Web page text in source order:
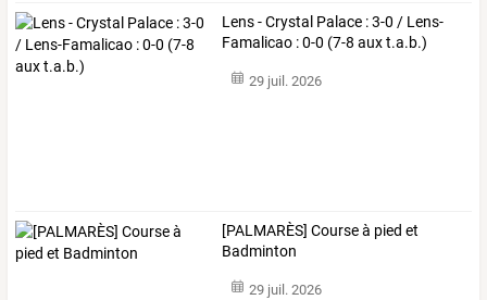
Lens - Crystal Palace : 3-0 / Lens-
Famalicao : 0-0 (7-8 aux t.a.b.)
29 juil. 2026
[PALMARÈS] Course à pied et
Badminton
29 juil. 2026